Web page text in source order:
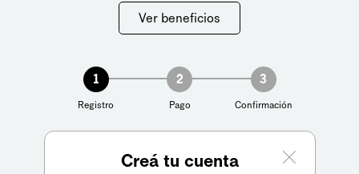
Ver beneficios
1
Registro
2
Pago
3
Confirmación
Creá tu cuenta